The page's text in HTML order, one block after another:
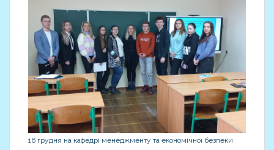
16 грудня на кафедрі менеджменту та економічної безпеки